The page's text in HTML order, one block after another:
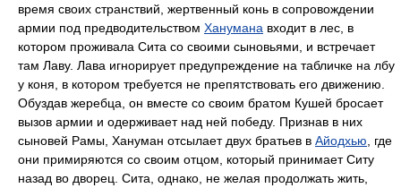
время своих странствий, жертвенный конь в сопровождении
армии под предводительством Ханумана входит в лес, в
котором проживала Сита со своими сыновьями, и встречает
там Лаву. Лава игнорирует предупреждение на табличке на лбу
у коня, в котором требуется не препятствовать его движению.
Обуздав жеребца, он вместе со своим братом Кушей бросает
вызов армии и одерживает над ней победу. Признав в них
сыновей Рамы, Хануман отсылает двух братьев в Айодхью , где
они примиряются со своим отцом, который принимает Ситу
назад во дворец. Сита, однако, не желая продолжать жить,